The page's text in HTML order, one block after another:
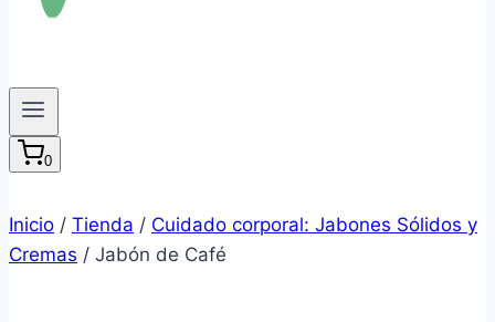
0
Inicio / Tienda / Cuidado corporal: Jabones Sólidos y
Cremas / Jabón de Café